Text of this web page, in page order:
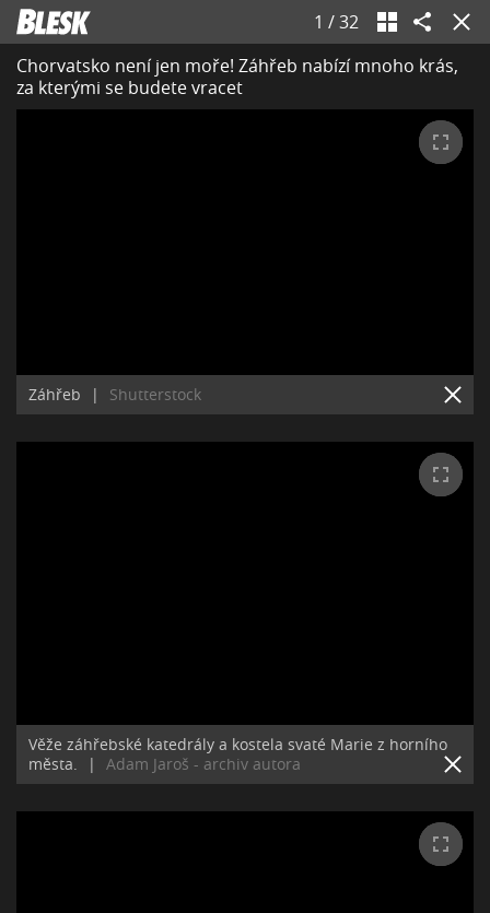
1 /32
Chorvatsko není jen moře! Záhřeb nabízí mnoho krás,
za kterými se budete vracet
Záhřeb | Shutterstock
Věže záhřebské katedrály a kostela svaté Marie z horního
města.
| Adam Jaroš - archiv autora